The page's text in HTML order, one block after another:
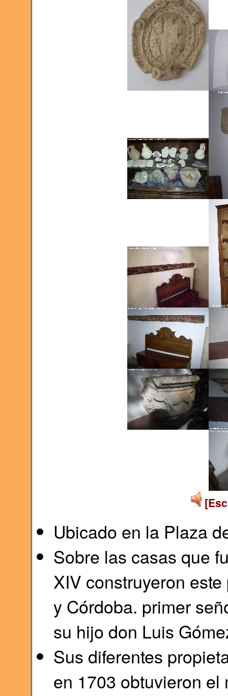
Ubicado en la Plaza
Sobre las casas que
XIV construyeron
y Córdoba. primer
su hijo don Luis
Sus diferentes
en 1703 obtuvieron